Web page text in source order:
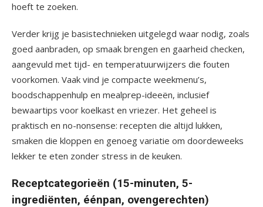
hoeft te zoeken.
Verder krijg je basistechnieken uitgelegd waar nodig, zoals
goed aanbraden, op smaak brengen en gaarheid checken,
aangevuld met tijd- en temperatuurwijzers die fouten
voorkomen. Vaak vind je compacte weekmenu’s,
boodschappenhulp en mealprep-ideeën, inclusief
bewaartips voor koelkast en vriezer. Het geheel is
praktisch en no-nonsense: recepten die altijd lukken,
smaken die kloppen en genoeg variatie om doordeweeks
lekker te eten zonder stress in de keuken.
Receptcategorieën (15-minuten, 5-
ingrediënten, éénpan, ovengerechten)